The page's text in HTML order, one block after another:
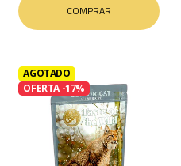
COMPRAR
AGOTADO
OFERTA -17%